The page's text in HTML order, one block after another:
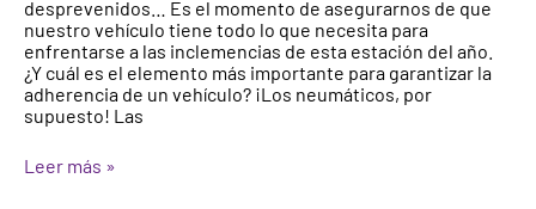
desprevenidos… Es el momento de asegurarnos de que
nuestro vehículo tiene todo lo que necesita para
enfrentarse a las inclemencias de esta estación del año.
¿Y cuál es el elemento más importante para garantizar la
adherencia de un vehículo? ¡Los neumáticos, por
supuesto! Las
Leer más »